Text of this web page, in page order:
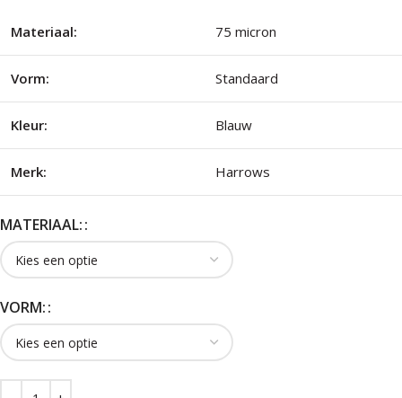
Materiaal: 75 micron
Vorm: Standaard
Kleur: Blauw
Merk: Harrows
MATERIAAL:
VORM: